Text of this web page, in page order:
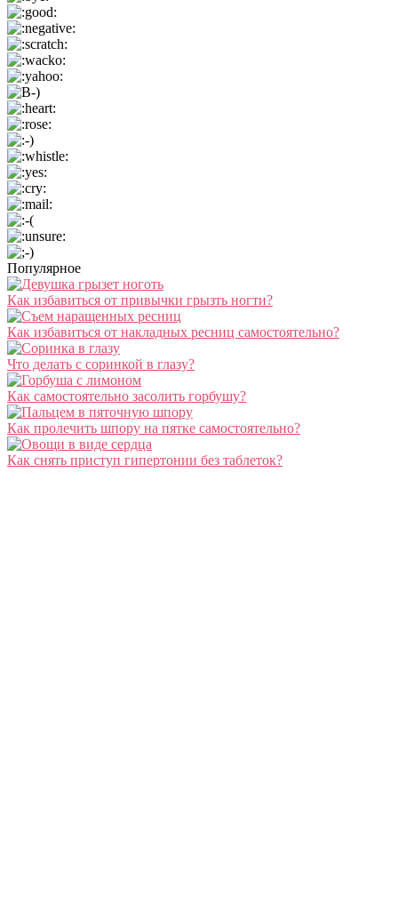
Популярное
Как избавиться от привычки грызть ногти?
Как избавиться от накладных ресниц самостоятельно?
Что делать с соринкой в глазу?
Как самостоятельно засолить горбушу?
Как пролечить шпору на пятке самостоятельно?
Как снять приступ гипертонии без таблеток?